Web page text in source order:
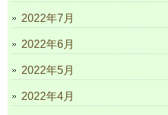
2022年7月
2022年6月
2022年5月
2022年4月